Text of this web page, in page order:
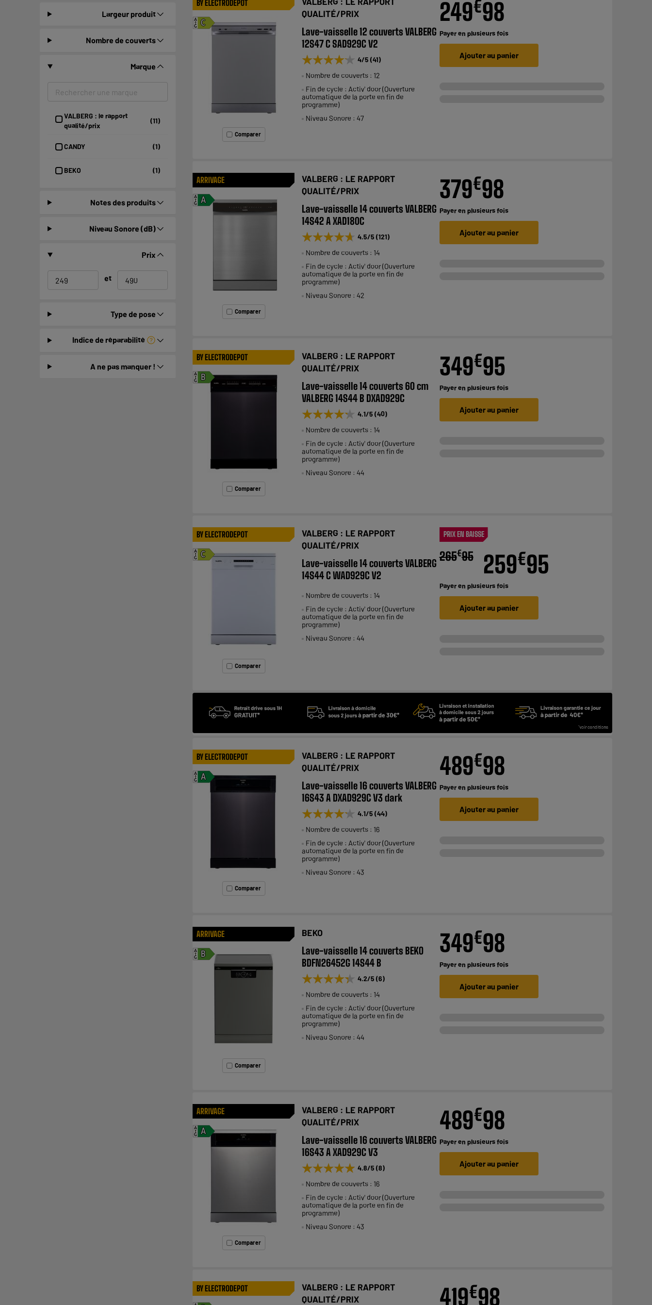
Largeur produit
Nombre de couverts
Marque
VALBERG : le rapport
qualité/prix
(11)
CANDY (1)
BEKO (1)
Notes des produits
Niveau Sonore (dB)
Prix
et
Type de pose
Indice de réparabilité
A ne pas manquer !
BY ELECTRODEPOT
C
A
G
Comparer
QUALITÉ/PRIX
Lave-vaisselle 12 couverts VALBERG
12S47 C SAD929C V2
★★★★★
★★★★★ 4/5 (41)
Nombre de couverts : 12
Fin de cycle : Activ' door (Ouverture
automatique de la porte en fin de
programme)
Niveau Sonore : 47
249€98
Payer en plusieurs fois
Ajouter au panier
ARRIVAGE
A
A
G
Comparer
VALBERG : LE RAPPORT
QUALITÉ/PRIX
Lave-vaisselle 14 couverts VALBERG
14S42 A XAD180C
★★★★★
★★★★★ 4.5/5 (121)
Nombre de couverts : 14
Fin de cycle : Activ' door (Ouverture
automatique de la porte en fin de
programme)
Niveau Sonore : 42
379€98
Payer en plusieurs fois
Ajouter au panier
BY ELECTRODEPOT
B
A
G
Comparer
VALBERG : LE RAPPORT
QUALITÉ/PRIX
Lave-vaisselle 14 couverts 60 cm
VALBERG 14S44 B DXAD929C
★★★★★
★★★★★ 4.1/5 (40)
Nombre de couverts : 14
Fin de cycle : Activ' door (Ouverture
automatique de la porte en fin de
programme)
Niveau Sonore : 44
349€95
Payer en plusieurs fois
Ajouter au panier
BY ELECTRODEPOT
C
A
G
Comparer
VALBERG : LE RAPPORT
QUALITÉ/PRIX
Lave-vaisselle 14 couverts VALBERG
14S44 C WAD929C V2
Nombre de couverts : 14
Fin de cycle : Activ' door (Ouverture
automatique de la porte en fin de
programme)
Niveau Sonore : 44
PRIX EN BAISSE
265€95 259€95
Payer en plusieurs fois
Ajouter au panier
BY ELECTRODEPOT
A
A
G
Comparer
VALBERG : LE RAPPORT
QUALITÉ/PRIX
Lave-vaisselle 16 couverts VALBERG
16S43 A DXAD929C V3 dark
★★★★★
★★★★★ 4.1/5 (44)
Nombre de couverts : 16
Fin de cycle : Activ' door (Ouverture
automatique de la porte en fin de
programme)
Niveau Sonore : 43
489€98
Payer en plusieurs fois
Ajouter au panier
ARRIVAGE
B
A
G
Comparer
BEKO
Lave-vaisselle 14 couverts BEKO
BDFN26452G 14S44 B
★★★★★
★★★★★ 4.2/5 (6)
Nombre de couverts : 14
Fin de cycle : Activ' door (Ouverture
automatique de la porte en fin de
programme)
Niveau Sonore : 44
349€98
Payer en plusieurs fois
Ajouter au panier
ARRIVAGE
A
A
G
Comparer
VALBERG : LE RAPPORT
QUALITÉ/PRIX
Lave-vaisselle 16 couverts VALBERG
16S43 A XAD929C V3
★★★★★
★★★★★ 4.8/5 (8)
Nombre de couverts : 16
Fin de cycle : Activ' door (Ouverture
automatique de la porte en fin de
programme)
Niveau Sonore : 43
489€98
Payer en plusieurs fois
Ajouter au panier
BY ELECTRODEPOT
VALBERG : LE RAPPORT
QUALITÉ/PRIX
419€98